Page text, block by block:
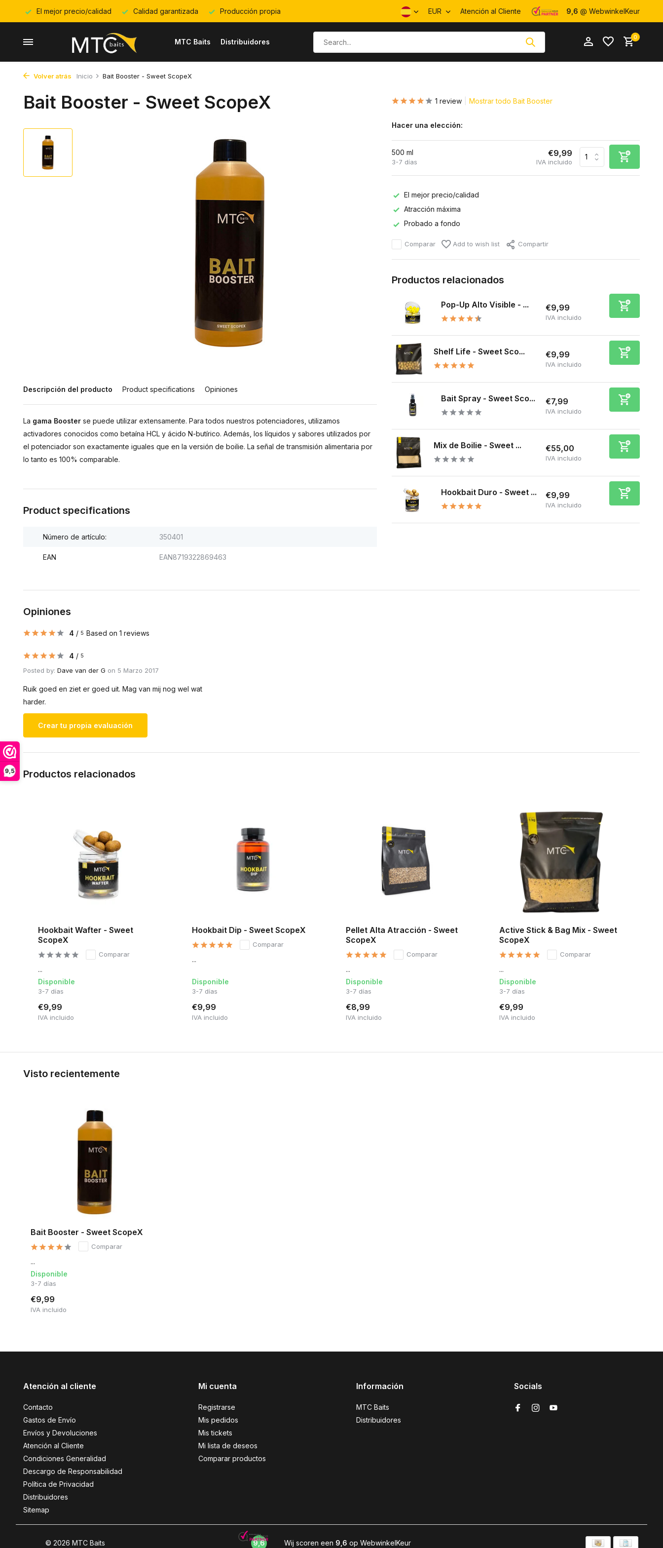
9,5
El mejor precio/calidad Calidad garantizada Producción propia EUR Atención al Cliente 9,6 @ WebwinkelKeur
MTC Baits Distribuidores
0
Volver atrás Inicio Bait Booster - Sweet ScopeX
Bait Booster - Sweet ScopeX
Descripción del producto Product specifications Opiniones
La gama Booster se puede utilizar extensamente. Para todos nuestros potenciadores, utilizamos
activadores conocidos como betaína HCL y ácido N-butírico. Además, los líquidos y sabores utilizados por
el potenciador son exactamente iguales que en la versión de boilie. La señal de transmisión alimentaria por
lo tanto es 100% comparable.
Product specifications
Número de artículo: 350401
EAN EAN8719322869463
1 review Mostrar todo Bait Booster
Hacer una elección:
500 ml
3-7 días
€9,99
IVA incluido
El mejor precio/calidad
Atracción máxima
Probado a fondo
Comparar Add to wish list Compartir
Productos relacionados
Pop-Up Alto Visible - ... €9,99
IVA incluido
Shelf Life - Sweet Sco... €9,99
IVA incluido
Bait Spray - Sweet Sco... €7,99
IVA incluido
Mix de Boilie - Sweet ... €55,00
IVA incluido
Hookbait Duro - Sweet ... €9,99
IVA incluido
Opiniones
4 / 5 Based on 1 reviews
4 / 5
Posted by: Dave van der G on 5 Marzo 2017
Ruik goed en ziet er goed uit. Mag van mij nog wel wat
harder.
Crear tu propia evaluación
Productos relacionados
Hookbait Wafter - Sweet
ScopeX
Comparar
...
Disponible
3-7 días
€9,99
IVA incluido
Hookbait Dip - Sweet ScopeX
Comparar
...
Disponible
3-7 días
€9,99
IVA incluido
Pellet Alta Atracción - Sweet
ScopeX
Comparar
...
Disponible
3-7 días
€8,99
IVA incluido
Active Stick & Bag Mix - Sweet
ScopeX
Comparar
...
Disponible
3-7 días
€9,99
IVA incluido
Visto recientemente
Bait Booster - Sweet ScopeX
Comparar
...
Disponible
3-7 días
€9,99
IVA incluido
Atención al cliente
Contacto
Gastos de Envío
Envíos y Devoluciones
Atención al Cliente
Condiciones Generalidad
Descargo de Responsabilidad
Política de Privacidad
Distribuidores
Sitemap
Mi cuenta
Registrarse
Mis pedidos
Mis tickets
Mi lista de deseos
Comparar productos
Información
MTC Baits
Distribuidores
Socials
© 2026 MTC Baits 9,6 Wij scoren een 9,6 op WebwinkelKeur